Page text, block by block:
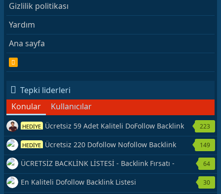
Gizlilik politikası
Yardım
Ana sayfa
S
Tepki liderleri
Konular
Kullanıcılar
HEDİYE Ücretsiz 59 Adet Kaliteli DoFollow Backlink
Kaynağı Veriyorum.
223
HEDİYE Ücretsiz 220 Dofollow Nofollow Backlink
Veriyorum
149
ÜCRETSİZ BACKLİNK LİSTESİ - Backlink Fırsatı -
Hemen Yetiş!
64
En Kaliteli Dofollow Backlink Listesi 30